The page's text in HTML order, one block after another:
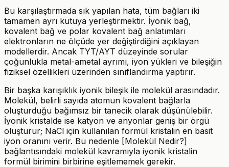
Bu karşılaştırmada sık yapılan hata, tüm bağları iki
tamamen ayrı kutuya yerleştirmektir. İyonik bağ,
kovalent bağ ve polar kovalent bağ anlatımları
elektronların ne ölçüde yer değiştirdiğini açıklayan
modellerdir. Ancak TYT/AYT düzeyinde sorular
çoğunlukla metal-ametal ayrımı, iyon yükleri ve bileşiğin
fiziksel özellikleri üzerinden sınıflandırma yaptırır.
Bir başka karışıklık iyonik bileşik ile molekül arasındadır.
Molekül, belirli sayıda atomun kovalent bağlarla
oluşturduğu bağımsız bir tanecik olarak düşünülebilir.
İyonik kristalde ise katyon ve anyonlar geniş bir örgü
oluşturur; NaCl için kullanılan formül kristalin en basit
iyon oranını verir. Bu nedenle [Molekül Nedir?]
bağlantısındaki molekül kavramıyla iyonik kristalin
formül birimini birbirine eşitlememek gerekir.